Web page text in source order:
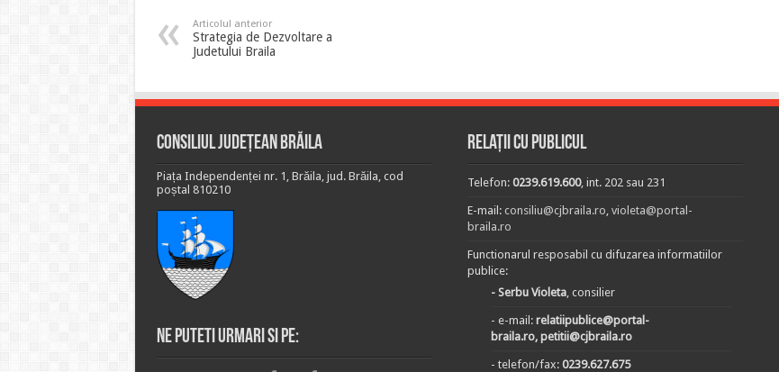
Articolul anterior
Strategia de Dezvoltare a
Judetului Braila
Consiliul Județean Brăila
Piața Independenței nr. 1, Brăila, jud. Brăila, cod
poștal 810210
Ne puteti urmari si pe:
Relații cu publicul
Telefon:0239.619.600, int. 202 sau 231
E-mail:consiliu@cjbraila.ro,violeta@portal-
braila.ro
Functionarul resposabil cu difuzarea informatiilor
publice:
- Serbu Violeta, consilier
- e-mail:relatiipublice@portal-
braila.ro, petitii@cjbraila.ro
- telefon/fax:0239.627.675